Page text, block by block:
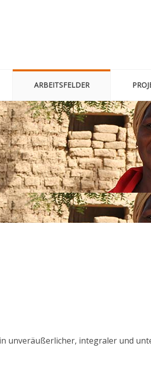
ARBEITSFELDER
unveräußerlicher, integraler und